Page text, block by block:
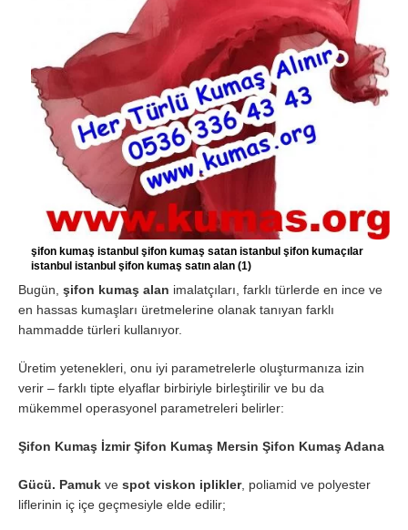
şifon kumaş istanbul şifon kumaş satan istanbul şifon kumaçılar
istanbul istanbul şifon kumaş satın alan (1)
Bugün, şifon kumaş alan imalatçıları, farklı türlerde en ince ve
en hassas kumaşları üretmelerine olanak tanıyan farklı
hammadde türleri kullanıyor.
Üretim yetenekleri, onu iyi parametrelerle oluşturmanıza izin
verir – farklı tipte elyaflar birbiriyle birleştirilir ve bu da
mükemmel operasyonel parametreleri belirler:
Şifon Kumaş İzmir Şifon Kumaş Mersin Şifon Kumaş Adana
Gücü. Pamuk ve spot viskon iplikler, poliamid ve polyester
liflerinin iç içe geçmesiyle elde edilir;